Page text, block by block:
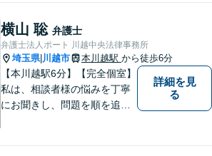
い。
横山 聡 弁護士
弁護士法人ポート 川越中央法律事務所
埼玉県| 川越市 本川越駅 から徒歩6分
【本川越駅6分】【完全個室】
私は、相談者様の悩みを丁寧
にお聞きし、問題を順を追っ
詳細を見
る